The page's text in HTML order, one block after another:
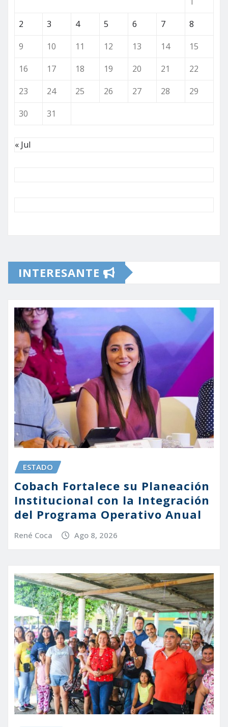
2
3 4 5 6 7
8
9
10 11 12 13 14
15
16
17 18 19 20 21
22
23
24 25 26 27 28
29
30
31
« Jul
INTERESANTE
ESTADO
Cobach Fortalece su Planeación
Institucional con la Integración
del Programa Operativo Anual
René Coca Ago 8, 2026